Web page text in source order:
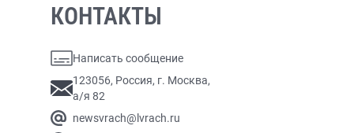
КОНТАКТЫ
Написать сообщение
123056, Россия, г. Москва,
а/я 82
newsvrach@lvrach.ru